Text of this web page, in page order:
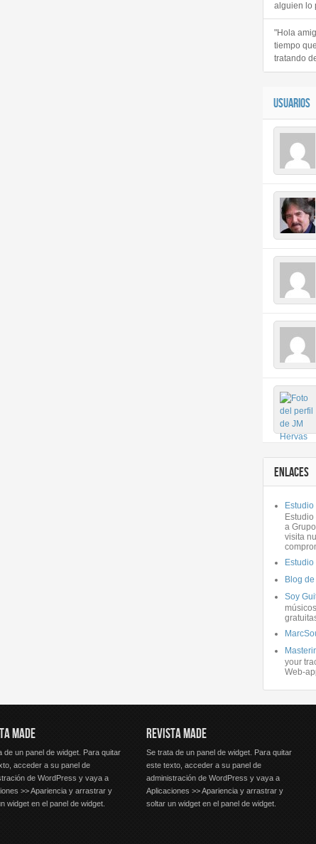
alguien lo
"Hola
tiempo
tratando
USUARIOS
ENLACES
a
visita
Blog
Soy
your
Web-
MADE
de un panel de widget. Para quitar
acceder a su panel de
de WordPress y vaya a
>> Apariencia y arrastrar y
widget en el panel de widget.
REVISTA MADE
Se trata de un panel de widget. Para quitar
este texto, acceder a su panel de
administración de WordPress y vaya a
Aplicaciones >> Apariencia y arrastrar y
soltar un widget en el panel de widget.